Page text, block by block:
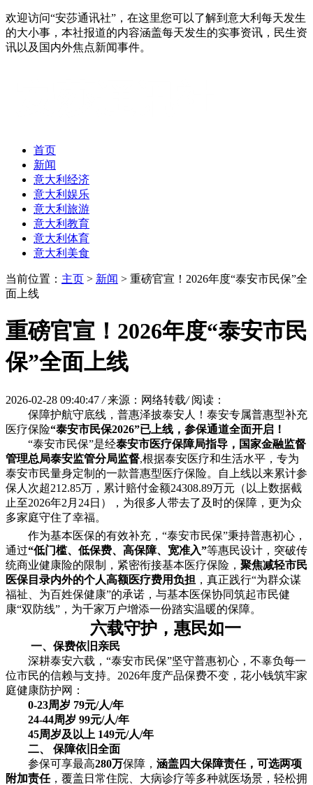
欢迎访问“安莎通讯社”，在这里您可以了解到意大利每天发生
的大小事，本社报道的内容涵盖每天发生的实事资讯，民生资
讯以及国内外焦点新闻事件。
首页
新闻
意大利经济
意大利娱乐
意大利旅游
意大利教育
意大利体育
意大利美食
当前位置： 主页 > 新闻 > 重磅官宣！2026年度“泰安市民保”全
面上线
重磅官宣！2026年度“泰安市民
保”全面上线
2026-02-28 09:40:47 / 来源：网络转载/ 阅读：
保障护航守底线 ， 普惠泽披泰安人 ！ 泰安专属普惠型补充
医疗保险“泰安市民保2026”已上线 ， 参保通道全面开启！
“泰安市民保”是经泰安市医疗保障局指导，国家金融监督
管理总局泰安监管分局监督,根据泰安医疗和生活水平，专为
泰安市民量身定制的一款普惠型医疗保险。自上线以来累计参
保人次超212.85万，累计赔付金额24308.89万元 （ 以上数据截
止至2026年2月24日 ）
，为很多人带去了及时的保障，更为众
多家庭守住了幸福。
作为基本医保的有效补充，“泰安市民保”秉持普惠初心，
通过“低门槛、低保费、高保障、宽准入”等惠民设计，突破传
统商业健康险的限制，紧密衔接基本医疗保险， 聚焦减轻市民
医保目录内外的个人高额医疗费用负担 ，真正践行“为群众谋
福祉、为百姓保健康”的承诺，与基本医保协同筑起市民健
康“双防线”，为千家万户增添一份踏实温暖的保障。
六载守护，惠民如一
一、 保费依旧亲民
深耕泰安六载，“泰安市民保”坚守普惠初心，不辜负每一
位市民的信赖与支持。2026年度产品保费不变，花小钱筑牢家
庭健康防护网：
0-23周岁 79元/人/年
24-44周岁 99元/人/年
45周岁及以上 149元/人/年
二、
保障依旧全面
参保可享最高280万保障， 涵盖四大保障责任，可选两项
附加责任，覆盖日常住院、大病诊疗等多种就医场景，轻松拥